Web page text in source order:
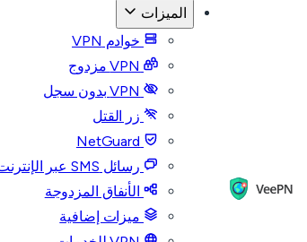
الميزات
خوادم VPN
زر القتل
رسائل SMS عبر الإنترنت
الأنفاق المزدوجة
ميزات إضافية